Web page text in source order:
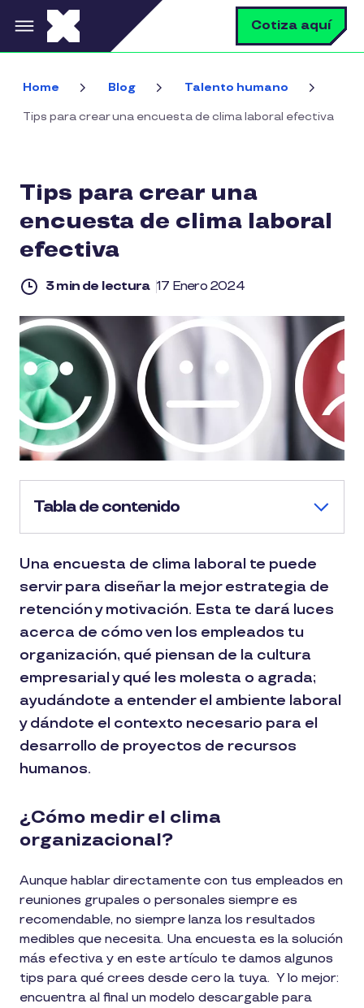
Pasar al contenido principal Cotiza aquí
Home Blog Talento humano
Tips para crear una encuesta de clima laboral efectiva
Tips para crear una
encuesta de clima laboral
efectiva
3 min de lectura 17 Enero 2024
Tabla de contenido
Una encuesta de clima laboral te puede
servir para diseñar la mejor estrategia de
retención y motivación. Esta te dará luces
acerca de cómo ven los empleados tu
organización, qué piensan de la cultura
empresarial y qué les molesta o agrada;
ayudándote a entender el ambiente laboral
y dándote el contexto necesario para el
desarrollo de proyectos de recursos
humanos.
¿Cómo medir el clima
organizacional?
Aunque hablar directamente con tus empleados en
reuniones grupales o personales siempre es
recomendable, no siempre lanza los resultados
medibles que necesita. Una encuesta es la solución
más efectiva y en este artículo te damos algunos
tips para qué crees desde cero la tuya. Y lo mejor:
encuentra al final un modelo descargable para